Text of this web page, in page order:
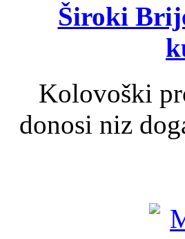
Široki
Kolovoški
donosi niz